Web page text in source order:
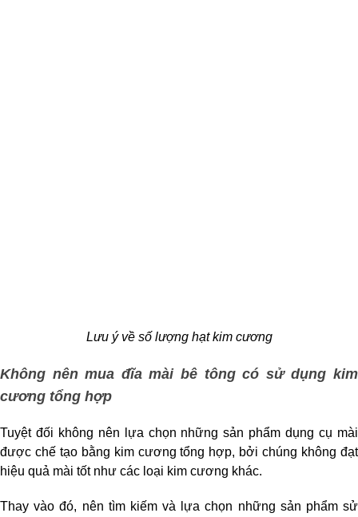
Lưu ý về số lượng hạt kim cương
Không nên mua đĩa mài bê tông có sử dụng kim
cương tổng hợp
Tuyệt đối không nên lựa chọn những sản phẩm dụng cụ mài
được chế tạo bằng kim cương tổng hợp, bởi chúng không đạt
hiệu quả mài tốt như các loại kim cương khác.
Thay vào đó, nên tìm kiếm và lựa chọn những sản phẩm sử